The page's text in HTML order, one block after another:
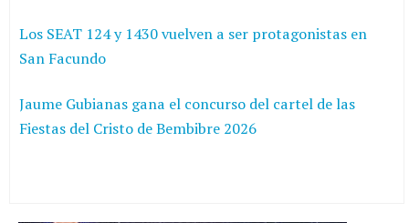
Los SEAT 124 y 1430 vuelven a ser protagonistas en
San Facundo
Jaume Gubianas gana el concurso del cartel de las
Fiestas del Cristo de Bembibre 2026